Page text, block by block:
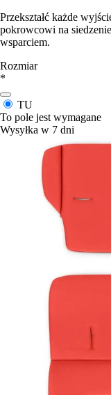
Przekształć każde
pokrowcowi na
wsparciem.
Rozmiar
*
TU
To pole jest wymagane
Wysyłka w 7 dni